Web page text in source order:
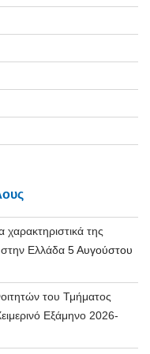
χαρακτηριστικά της
στην Ελλάδα 5 Αυγούστου
του Τμήματος
Εξάμηνο 2026-